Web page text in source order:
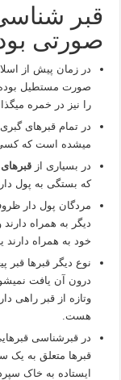
قبر
صورتی
در زمان پیش از
صورت مستطیل
را نیز در خمره
در تمام قبرهای
میشده است که کسی
در بسیاری از
که بستگی به پول
مردگان پول دار
دیگر به همراه
خود به همراه دارند
نوع دیگر قبرها
درون آن یافت
وتازه از قبر راهی
هست.
در قبرشناسی
قبرها متعلق به یک
ایستاده به خاک سپرد.